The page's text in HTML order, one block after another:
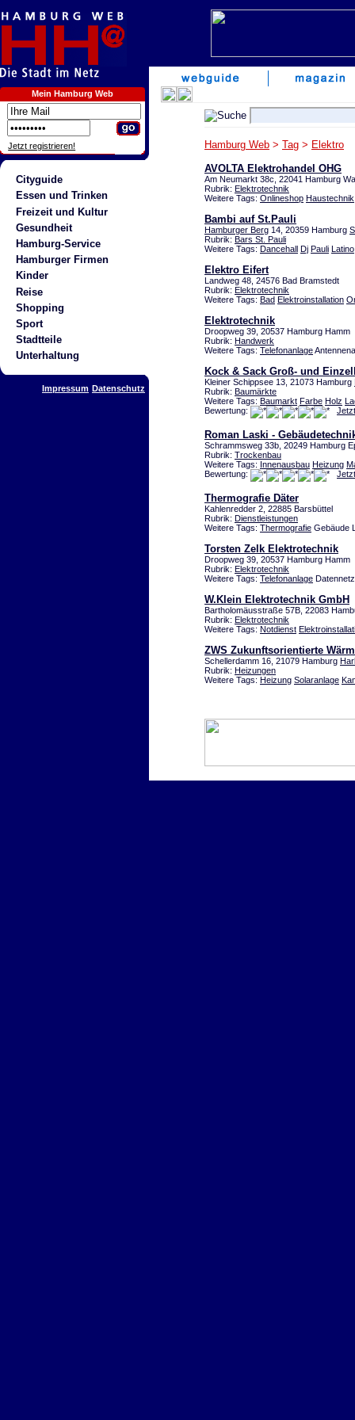
Mein Hamburg Web
Jetzt registrieren!
Cityguide
Essen und Trinken
Freizeit und Kultur
Gesundheit
Hamburg-Service
Hamburger Firmen
Kinder
Reise
Shopping
Sport
Stadtteile
Unterhaltung
Impressum Datenschutz
Hamburg Web > Tag > Elektro
AVOLTA Elektrohandel OHG
Am Neumarkt 38c, 22041 Hamburg
Rubrik: Elektrotechnik
Weitere Tags: Onlineshop Haustechnik
Bambi auf St.Pauli
Hamburger Berg 14, 20359 Hamburg
Rubrik: Bars St. Pauli
Weitere Tags: Dancehall Dj Pauli Latino
Elektro Eifert
Landweg 48, 24576 Bad Bramstedt
Rubrik: Elektrotechnik
Weitere Tags: Bad Elektroinstallation
Elektrotechnik
Droopweg 39, 20537 Hamburg Hamm
Rubrik: Handwerk
Weitere Tags: Telefonanlage
Kock & Sack Groß- und
Kleiner Schippsee 13, 21073 Hamburg
Rubrik: Baumärkte
Weitere Tags: Baumarkt Farbe Holz
Bewertung:
Roman Laski -
Schrammsweg 33b, 20249 Hamburg
Rubrik: Trockenbau
Weitere Tags: Innenausbau Heizung
Bewertung:
Thermografie Däter
Kahlenredder 2, 22885 Barsbüttel
Rubrik: Dienstleistungen
Weitere Tags: Thermografie Gebäude
Torsten Zelk Elektrotechnik
Droopweg 39, 20537 Hamburg Hamm
Rubrik: Elektrotechnik
Weitere Tags: Telefonanlage Datennetz
W.Klein Elektrotechnik GmbH
Bartholomäusstraße 57B, 22083
Rubrik: Elektrotechnik
Weitere Tags: Notdienst
ZWS Zukunftsorientierte
Schellerdamm 16, 21079 Hamburg
Rubrik: Heizungen
Weitere Tags: Heizung Solaranlage